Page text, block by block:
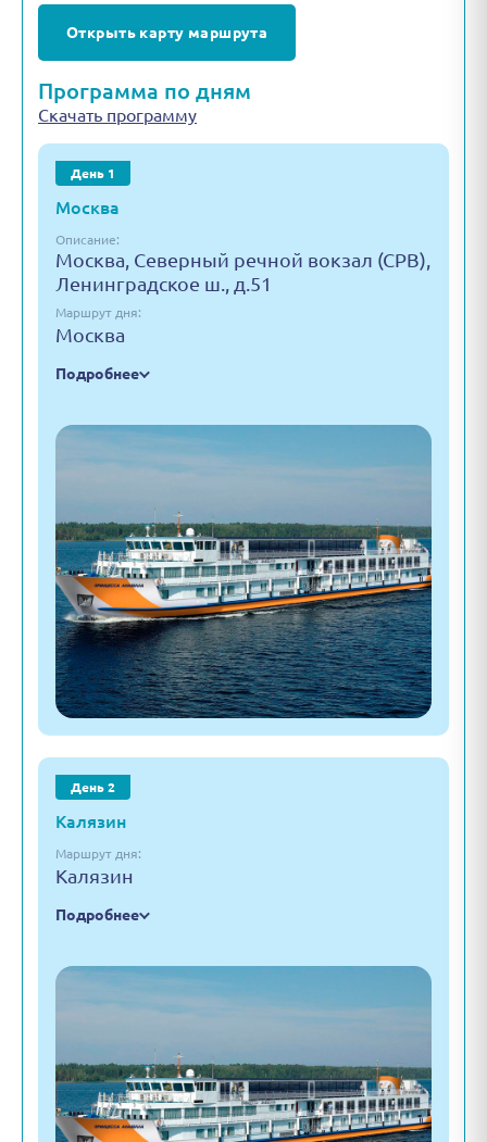
Открыть карту маршрута
Программа по дням
Скачать программу
День 1
Москва
Описание:
Москва, Северный речной вокзал (СРВ),
Ленинградское ш., д.51
Маршрут дня:
Москва
Подробнее
День 2
Калязин
Маршрут дня:
Калязин
Подробнее